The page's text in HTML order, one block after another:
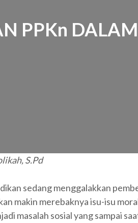
PPKn
S.Pd
sedang menggalakkan
makin merebaknya isu-isu
masalah sosial yang sampai